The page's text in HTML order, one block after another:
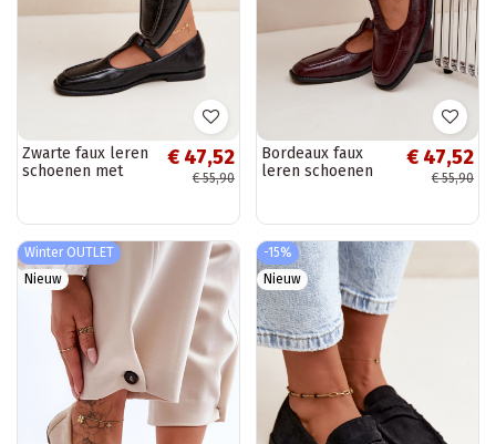
Zwarte faux leren
schoenen met
€ 47,52
€ 55,90
Bordeaux faux
leren schoenen
€ 47,52
€ 55,90
Winter OUTLET
Nieuw
-15%
Nieuw